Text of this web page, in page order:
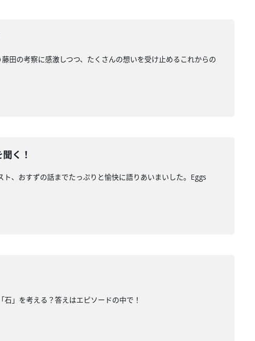
田の考察に感激しつつ、たくさんの想いを受け止めるこれからの
く！
、おすずの話までたっぷりと愉快に語りあいまいした。Eggs
」を考える？答えはエピソードの中で！